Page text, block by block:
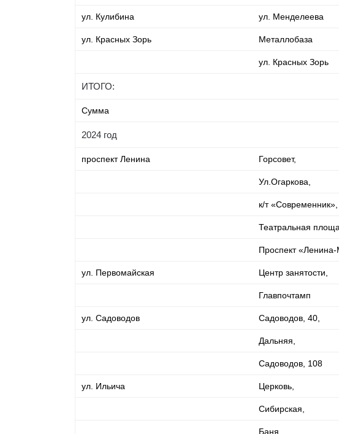
ул. Кулибина ул. Менделеева
ул. Красных Зорь Металлобаза
ул. Красных Зорь
ИТОГО:
Сумма
2024 год
проспект Ленина Горсовет,
Ул.Огаркова,
к/т «Современник»,
Театральная
Проспект
ул. Первомайская Центр занятости,
Главпочтамп
ул. Садоводов Садоводов, 40,
Дальняя,
Садоводов, 108
ул. Ильича Церковь,
Сибирская,
Баня,